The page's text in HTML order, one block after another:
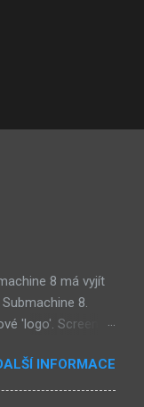
8 má vyjít
8.
'logo'. Screen
jako ikona her na
dimenzi) a co
INFORMACE